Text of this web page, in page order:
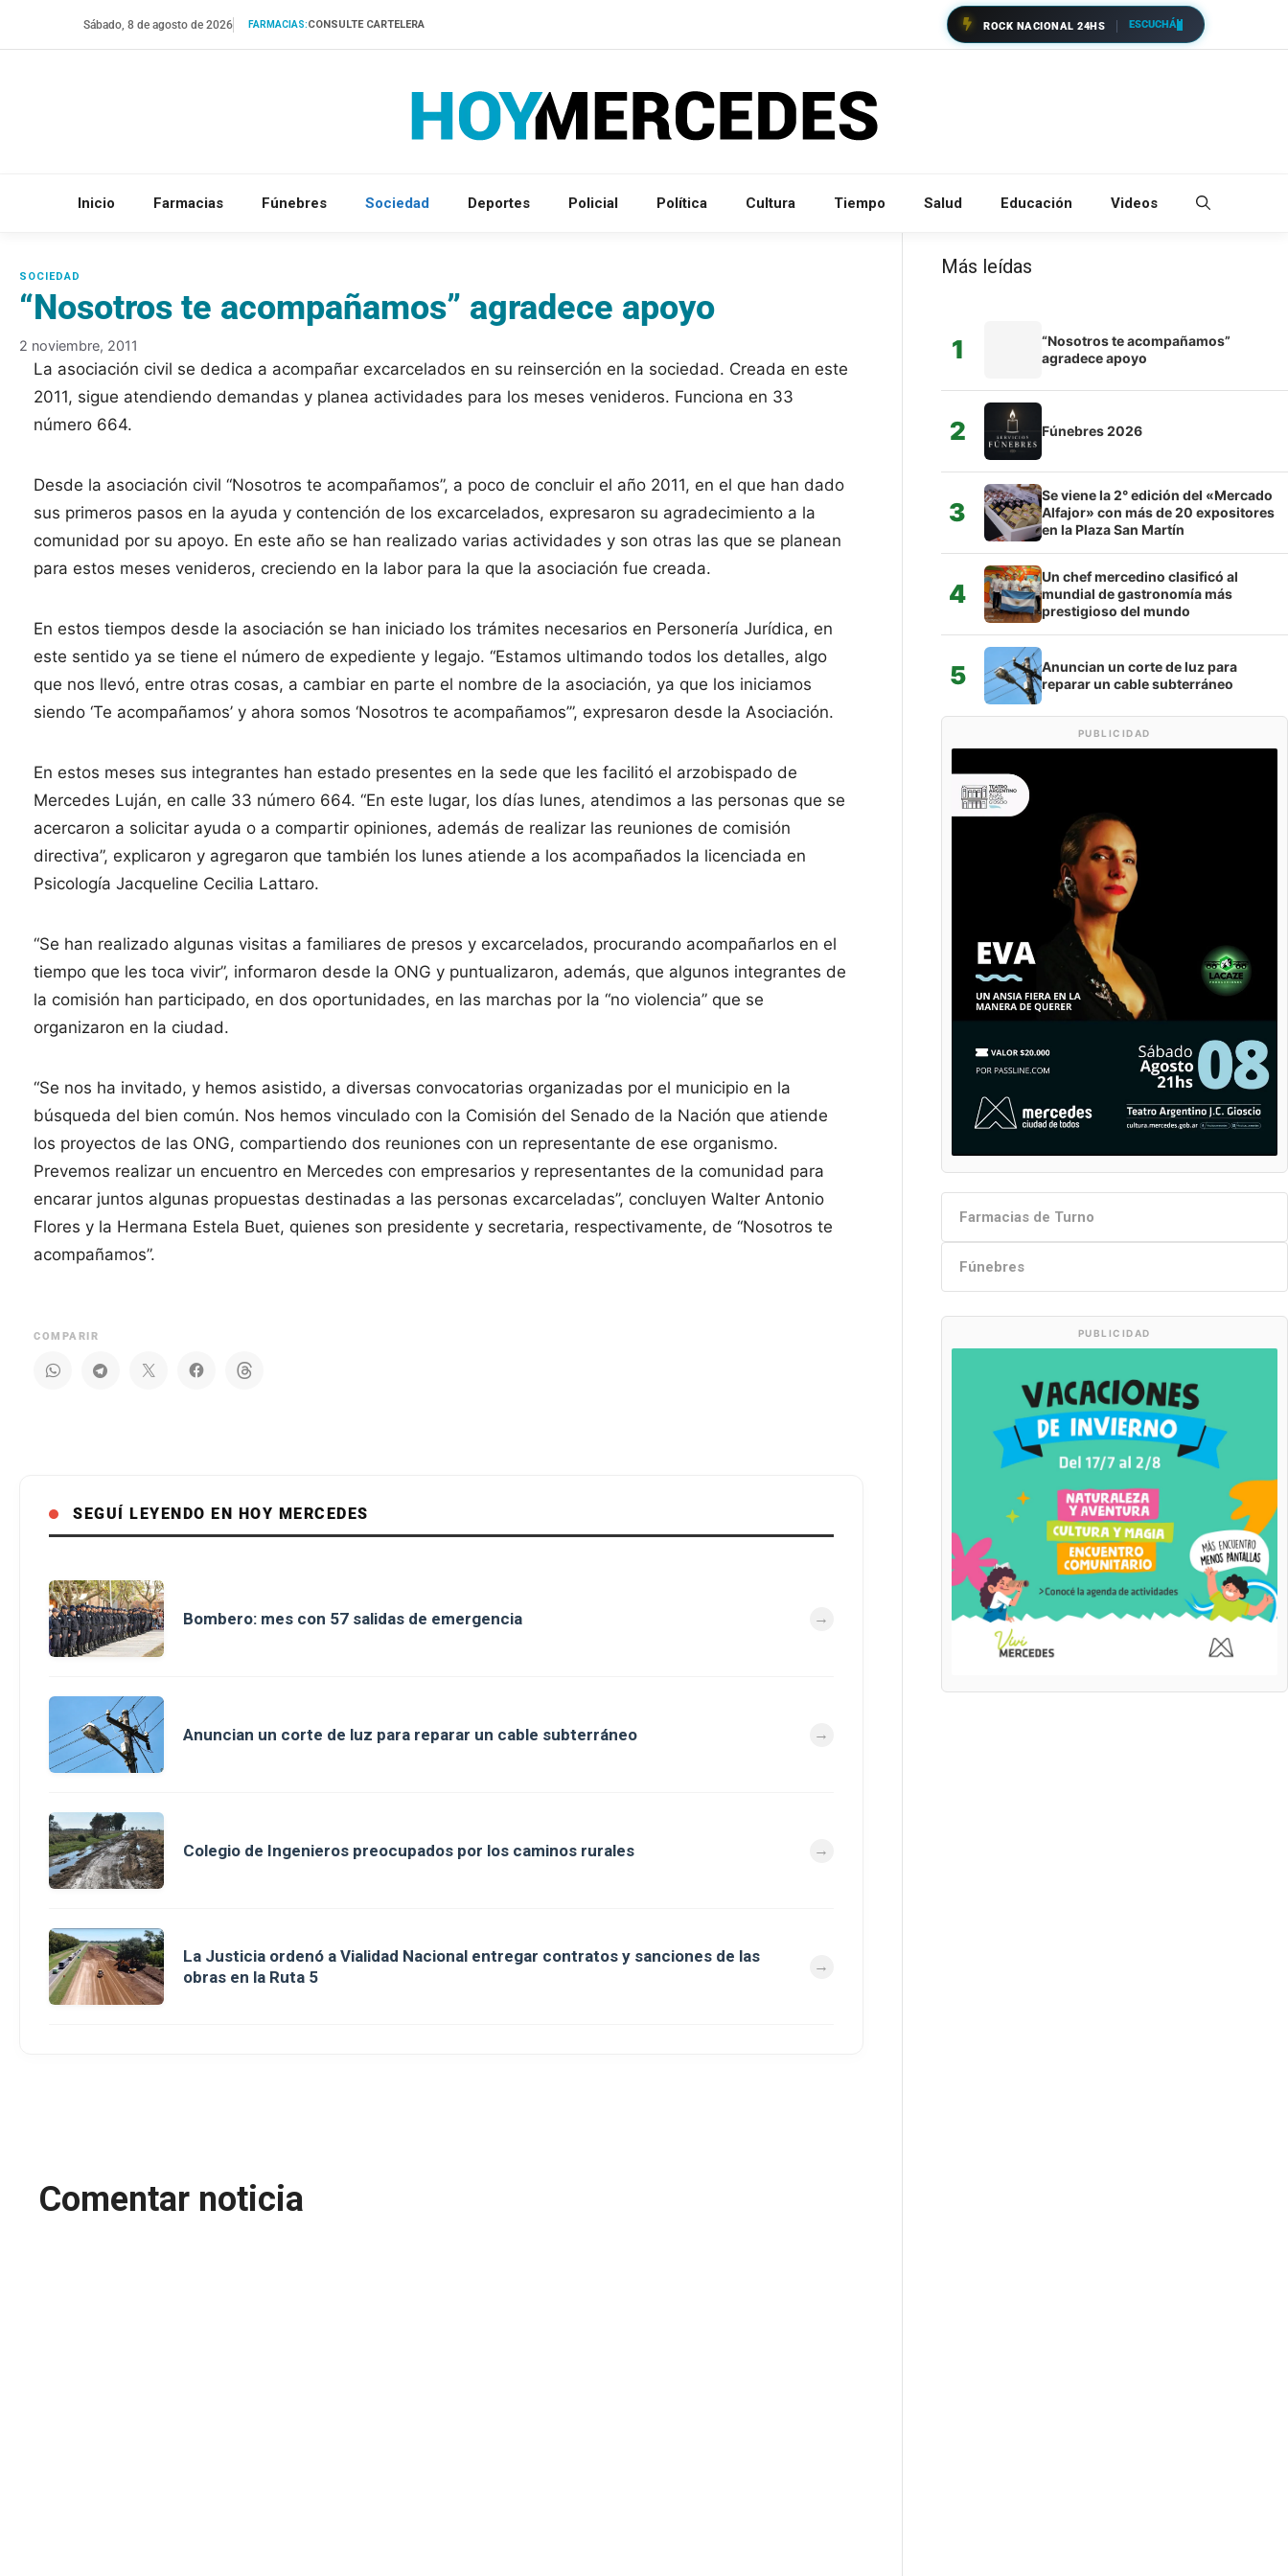
Sábado, 8 de agosto de 2026 FARMACIAS:CONSULTE CARTELERA ROCK NACIONAL 24HS ESCUCHÁ
Inicio Farmacias Fúnebres Sociedad Deportes Policial Política Cultura Tiempo Salud Educación Videos
“Nosotros te acompañamos” agradece apoyo
2 noviembre, 2011
La asociación civil se dedica a acompañar excarcelados en su reinserción en la sociedad. Creada en este
2011, sigue atendiendo demandas y planea actividades para los meses venideros. Funciona en 33
número 664.
Desde la asociación civil “Nosotros te acompañamos”, a poco de concluir el año 2011, en el que han dado
sus primeros pasos en la ayuda y contención de los excarcelados, expresaron su agradecimiento a la
comunidad por su apoyo. En este año se han realizado varias actividades y son otras las que se planean
para estos meses venideros, creciendo en la labor para la que la asociación fue creada.
En estos tiempos desde la asociación se han iniciado los trámites necesarios en Personería Jurídica, en
este sentido ya se tiene el número de expediente y legajo. “Estamos ultimando todos los detalles, algo
que nos llevó, entre otras cosas, a cambiar en parte el nombre de la asociación, ya que los iniciamos
siendo ‘Te acompañamos’ y ahora somos ‘Nosotros te acompañamos’”, expresaron desde la Asociación.
En estos meses sus integrantes han estado presentes en la sede que les facilitó el arzobispado de
Mercedes Luján, en calle 33 número 664. “En este lugar, los días lunes, atendimos a las personas que se
acercaron a solicitar ayuda o a compartir opiniones, además de realizar las reuniones de comisión
directiva”, explicaron y agregaron que también los lunes atiende a los acompañados la licenciada en
Psicología Jacqueline Cecilia Lattaro.
“Se han realizado algunas visitas a familiares de presos y excarcelados, procurando acompañarlos en el
tiempo que les toca vivir”, informaron desde la ONG y puntualizaron, además, que algunos integrantes de
la comisión han participado, en dos oportunidades, en las marchas por la “no violencia” que se
organizaron en la ciudad.
“Se nos ha invitado, y hemos asistido, a diversas convocatorias organizadas por el municipio en la
búsqueda del bien común. Nos hemos vinculado con la Comisión del Senado de la Nación que atiende
los proyectos de las ONG, compartiendo dos reuniones con un representante de ese organismo.
Prevemos realizar un encuentro en Mercedes con empresarios y representantes de la comunidad para
encarar juntos algunas propuestas destinadas a las personas excarceladas”, concluyen Walter Antonio
Flores y la Hermana Estela Buet, quienes son presidente y secretaria, respectivamente, de “Nosotros te
acompañamos”.
COMPARIR
SEGUÍ LEYENDO EN HOY MERCEDES
Bombero: mes con 57 salidas de emergencia
Anuncian un corte de luz para reparar un cable subterráneo
Colegio de Ingenieros preocupados por los caminos rurales
La Justicia ordenó a Vialidad Nacional entregar contratos y sanciones de las
obras en la Ruta 5
Comentar noticia
Más leídas
1
“Nosotros te acompañamos”
agradece apoyo
2 Fúnebres 2026
3
Se viene la 2° edición del «Mercado
Alfajor» con más de 20 expositores
en la Plaza San Martín
4
Un chef mercedino clasificó al
mundial de gastronomía más
prestigioso del mundo
5
Anuncian un corte de luz para
reparar un cable subterráneo
PUBLICIDAD
Farmacias de Turno
Fúnebres
PUBLICIDAD